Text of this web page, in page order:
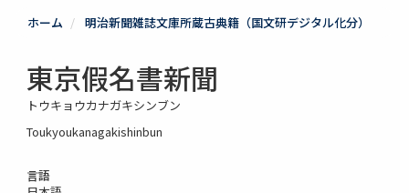
ホーム 明治新聞雑誌文庫所蔵古典籍（国文研デジタル化分）
東京假名書新聞
トウキョウカナガキシンブン
Toukyoukanagakishinbun
言語